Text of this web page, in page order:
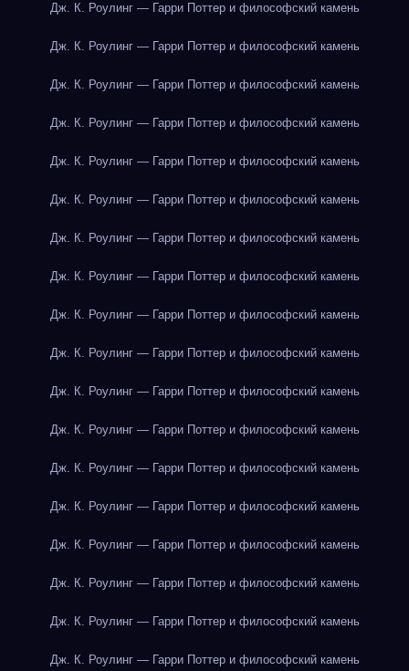
Дж. К. Роулинг — Гарри Поттер и философский камень
Дж. К. Роулинг — Гарри Поттер и философский камень
Дж. К. Роулинг — Гарри Поттер и философский камень
Дж. К. Роулинг — Гарри Поттер и философский камень
Дж. К. Роулинг — Гарри Поттер и философский камень
Дж. К. Роулинг — Гарри Поттер и философский камень
Дж. К. Роулинг — Гарри Поттер и философский камень
Дж. К. Роулинг — Гарри Поттер и философский камень
Дж. К. Роулинг — Гарри Поттер и философский камень
Дж. К. Роулинг — Гарри Поттер и философский камень
Дж. К. Роулинг — Гарри Поттер и философский камень
Дж. К. Роулинг — Гарри Поттер и философский камень
Дж. К. Роулинг — Гарри Поттер и философский камень
Дж. К. Роулинг — Гарри Поттер и философский камень
Дж. К. Роулинг — Гарри Поттер и философский камень
Дж. К. Роулинг — Гарри Поттер и философский камень
Дж. К. Роулинг — Гарри Поттер и философский камень
Дж. К. Роулинг — Гарри Поттер и философский камень